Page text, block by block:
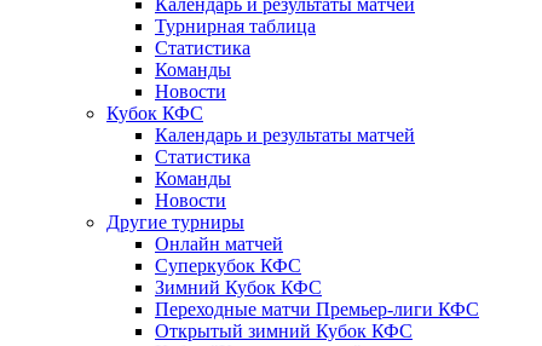
Календарь и результаты матчей
Турнирная таблица
Статистика
Команды
Новости
Кубок КФС
Календарь и результаты матчей
Статистика
Команды
Новости
Другие турниры
Онлайн матчей
Суперкубок КФС
Зимний Кубок КФС
Переходные матчи Премьер-лиги КФС
Открытый зимний Кубок КФС